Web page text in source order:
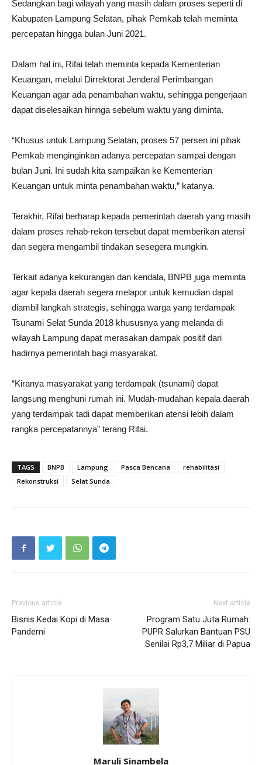
Sedangkan bagi wilayah yang masih dalam proses seperti di
Kabupaten Lampung Selatan, pihak Pemkab telah meminta
percepatan hingga bulan Juni 2021.
Dalam hal ini, Rifai telah meminta kepada Kementerian
Keuangan, melalui Dirrektorat Jenderal Perimbangan
Keuangan agar ada penambahan waktu, sehingga pengerjaan
dapat diselesaikan hinnga sebelum waktu yang diminta.
“Khusus untuk Lampung Selatan, proses 57 persen ini pihak
Pemkab menginginkan adanya percepatan sampai dengan
bulan Juni. Ini sudah kita sampaikan ke Kementerian
Keuangan untuk minta penambahan waktu,” katanya.
Terakhir, Rifai berharap kepada pemerintah daerah yang masih
dalam proses rehab-rekon tersebut dapat memberikan atensi
dan segera mengambil tindakan sesegera mungkin.
Terkait adanya kekurangan dan kendala, BNPB juga meminta
agar kepala daerah segera melapor untuk kemudian dapat
diambil langkah strategis, sehingga warga yang terdampak
Tsunami Selat Sunda 2018 khususnya yang melanda di
wilayah Lampung dapat merasakan dampak positif dari
hadirnya pemerintah bagi masyarakat.
“Kiranya masyarakat yang terdampak (tsunami) dapat
langsung menghuni rumah ini. Mudah-mudahan kepala daerah
yang terdampak tadi dapat memberikan atensi lebih dalam
rangka percepatannya” terang Rifai.
TAGS BNPB Lampung Pasca Bencana
rehabilitasi
Rekonstruksi
Selat Sunda
Previous article
Bisnis Kedai Kopi di Masa
Pandemi
Next article
Program Satu Juta Rumah:
PUPR Salurkan Bantuan PSU
Senilai Rp3,7 Miliar di Papua
Maruli Sinambela